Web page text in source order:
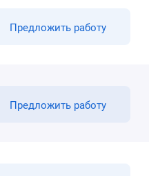
Предложить работу
Предложить работу